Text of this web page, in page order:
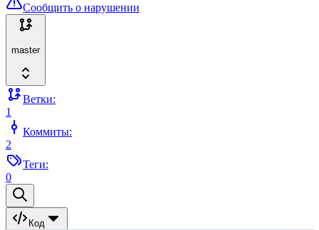
Сообщить о нарушении
master
Ветки:
1
Коммиты:
2
Теги:
0
Код